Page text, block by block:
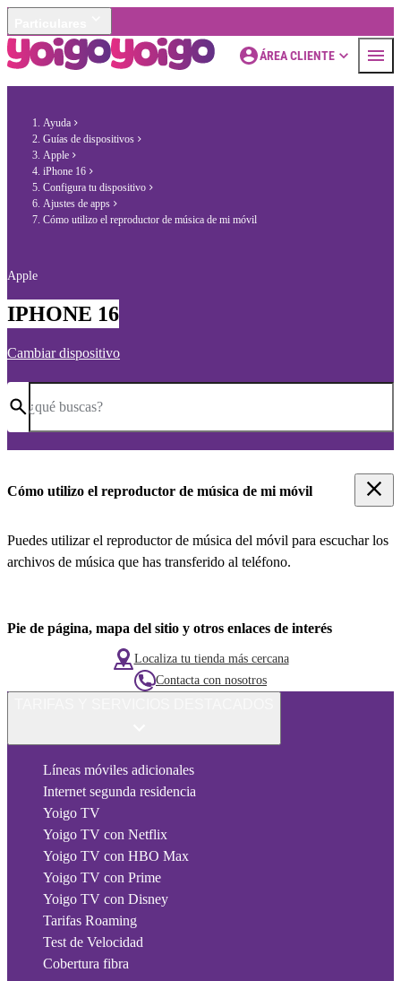
ÁREA CLIENTE
Ayuda
Guías de dispositivos
Apple
iPhone 16
Configura tu dispositivo
Ajustes de apps
Cómo utilizo el reproductor de música de mi móvil
Apple
IPHONE 16
Cambiar dispositivo
¿qué buscas?
Cómo utilizo el reproductor de música de mi móvil
Puedes utilizar el reproductor de música del móvil para escuchar los
archivos de música que has transferido al teléfono.
Pie de página, mapa del sitio y otros enlaces de interés
Localiza tu tienda más cercana
Contacta con nosotros
Líneas móviles adicionales
Internet segunda residencia
Yoigo TV
Yoigo TV con Netflix
Yoigo TV con HBO Max
Yoigo TV con Prime
Yoigo TV con Disney
Tarifas Roaming
Test de Velocidad
Cobertura fibra